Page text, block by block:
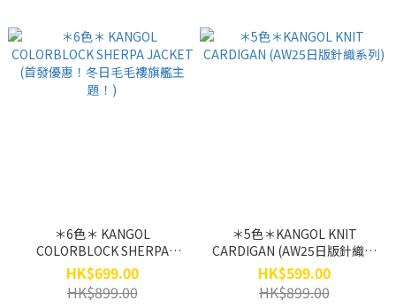
＊6色＊ KANGOL
COLORBLOCK SHERPA
JACKET (首發優惠！冬日毛毛
褸旗艦主題！)
HK$699.00
HK$899.00
＊5色＊KANGOL KNIT
CARDIGAN (AW25日版針織系
列)
HK$599.00
HK$899.00